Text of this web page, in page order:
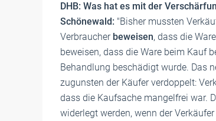
DHB: Was hat es mit der
Schönewald: "Bisher mussten
Verbraucher beweisen, dass die Ware
beweisen, dass die Ware beim Kauf
Behandlung beschädigt wurde. Das
zugunsten der Käufer verdoppelt:
dass die Kaufsache mangelfrei war.
widerlegt werden, wenn der Verkäufer